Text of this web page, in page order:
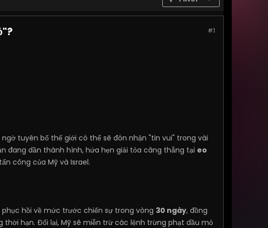
#1
tuyên bố thế giới có thể sẽ đón nhận "tin vui" trong vài
đang dần thành hình, hứa hẹn giải tỏa căng thẳng tại eo
công của Mỹ và Israel.
hồi về mức trước chiến sự trong vòng 30 ngày, đồng
hạn. Đổi lại, Mỹ sẽ miễn trừ các lệnh trừng phạt dầu mỏ